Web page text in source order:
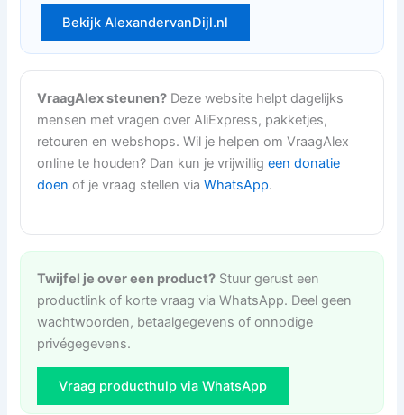
Bekijk AlexandervanDijl.nl
VraagAlex steunen? Deze website helpt dagelijks
mensen met vragen over AliExpress, pakketjes,
retouren en webshops. Wil je helpen om VraagAlex
online te houden? Dan kun je vrijwilligeen donatie
doen of je vraag stellen viaWhatsApp.
Twijfel je over een product? Stuur gerust een
productlink of korte vraag via WhatsApp. Deel geen
wachtwoorden, betaalgegevens of onnodige
privégegevens.
Vraag producthulp via WhatsApp